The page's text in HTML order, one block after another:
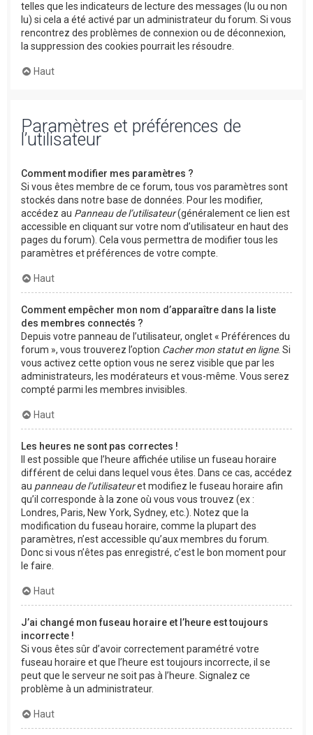
telles que les indicateurs de lecture des messages (lu ou non
lu) si cela a été activé par un administrateur du forum. Si vous
rencontrez des problèmes de connexion ou de déconnexion,
la suppression des cookies pourrait les résoudre.
Haut
Paramètres et préférences de
l’utilisateur
Comment modifier mes paramètres ?
Si vous êtes membre de ce forum, tous vos paramètres sont
stockés dans notre base de données. Pour les modifier,
accédez au Panneau de l’utilisateur(généralement ce lien est
accessible en cliquant sur votre nom d’utilisateur en haut des
pages du forum). Cela vous permettra de modifier tous les
paramètres et préférences de votre compte.
Haut
Comment empêcher mon nom d’apparaître dans la liste
des membres connectés ?
Depuis votre panneau de l’utilisateur, onglet « Préférences du
forum », vous trouverez l’option Cacher mon statut en ligne. Si
vous activez cette option vous ne serez visible que par les
administrateurs, les modérateurs et vous-même. Vous serez
compté parmi les membres invisibles.
Haut
Les heures ne sont pas correctes !
Il est possible que l’heure affichée utilise un fuseau horaire
différent de celui dans lequel vous êtes. Dans ce cas, accédez
au panneau de l’utilisateuret modifiez le fuseau horaire afin
qu’il corresponde à la zone où vous vous trouvez (ex :
Londres, Paris, New York, Sydney, etc.). Notez que la
modification du fuseau horaire, comme la plupart des
paramètres, n’est accessible qu’aux membres du forum.
Donc si vous n’êtes pas enregistré, c’est le bon moment pour
le faire.
Haut
J’ai changé mon fuseau horaire et l’heure est toujours
incorrecte !
Si vous êtes sûr d’avoir correctement paramétré votre
fuseau horaire et que l’heure est toujours incorrecte, il se
peut que le serveur ne soit pas à l’heure. Signalez ce
problème à un administrateur.
Haut